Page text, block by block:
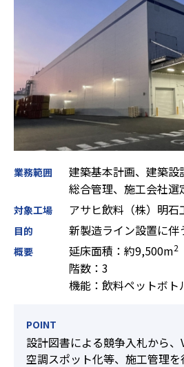
業務範囲
建築基本計画、建築
総合管理、施工会社選
対象工場 アサヒ飲料（株）明石
目的 新製造ライン設置に伴
概要 延床面積：約9,500m2
階数：3
機能：飲料ペットボト
POINT
設計図書による競争入札から、
空調スポット化等、施工管理を